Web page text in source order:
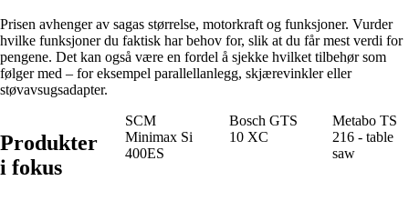
Prisen avhenger av sagas størrelse, motorkraft og funksjoner. Vurder
hvilke funksjoner du faktisk har behov for, slik at du får mest verdi for
pengene. Det kan også være en fordel å sjekke hvilket tilbehør som
følger med – for eksempel parallellanlegg, skjærevinkler eller
støvavsugsadapter.
Produkter
i fokus
SCM
Minimax Si
400ES
Bosch GTS
10 XC
Metabo TS
216 - table
saw